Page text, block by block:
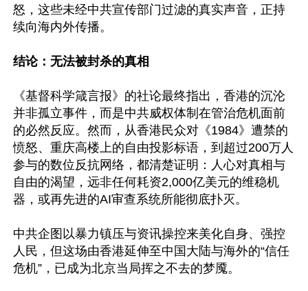
怒，这些未经中共宣传部门过滤的真实声音，正持
续向海内外传播。
结论：无法被封杀的真相
《基督科学箴言报》的社论最终指出，香港的沉沦
并非孤立事件，而是中共威权体制在管治危机面前
的必然反应。然而，从香港民众对《1984》遭禁的
愤怒、重庆高楼上的自由投影标语，到超过200万人
参与的数位反抗网络，都清楚证明：人心对真相与
自由的渴望，远非任何耗资2,000亿美元的维稳机
器，或再先进的AI审查系统所能彻底扑灭。
中共企图以暴力镇压与资讯操控来美化自身、强控
人民，但这场由香港延伸至中国大陆与海外的“信任
危机”，已成为北京当局挥之不去的梦魇。